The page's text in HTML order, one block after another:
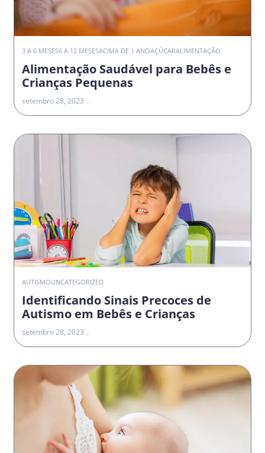
3 A 6 MESES6 A 12 MESESACIMA DE 1 ANOAÇÚCARALIMENTAÇÃO
Alimentação Saudável para Bebês e
Crianças Pequenas
setembro 28, 2023
AUTISMOUNCATEGORIZED
Identificando Sinais Precoces de
Autismo em Bebês e Crianças
setembro 28, 2023